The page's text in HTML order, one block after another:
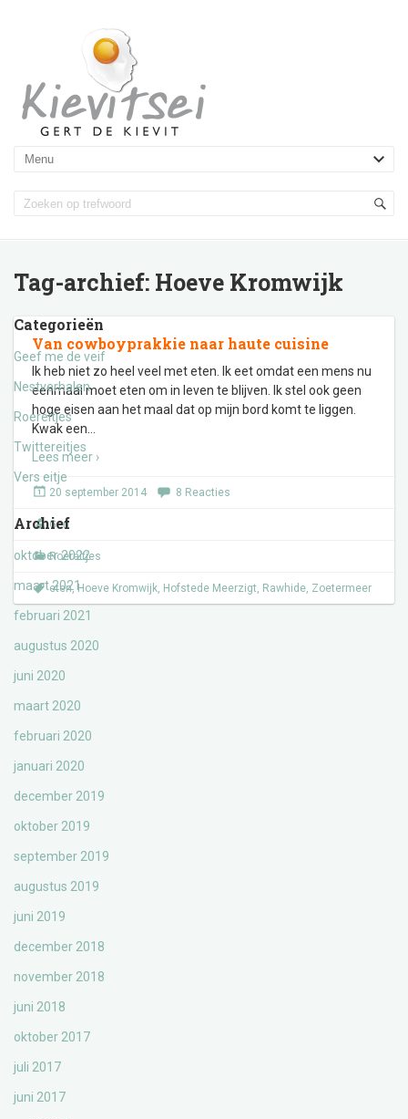
Tag-archief: Hoeve Kromwijk
Categorieën
Geef me de veif
Nestverhalen
Roereitjes
Twittereitjes
Vers eitje
Archief
oktober 2022
maart 2021
februari 2021
augustus 2020
juni 2020
maart 2020
februari 2020
januari 2020
december 2019
oktober 2019
september 2019
augustus 2019
juni 2019
december 2018
november 2018
juni 2018
oktober 2017
juli 2017
juni 2017
Van cowboyprakkie naar haute cuisine
Ik heb niet zo heel veel met eten. Ik eet omdat een mens nu
eenmaal moet eten om in leven te blijven. Ik stel ook geen
hoge eisen aan het maal dat op mijn bord komt te liggen.
Kwak een
Lees meer ›
20 september 2014 8 Reacties
Gert
Roereitjes
eten,Hoeve Kromwijk, Hofstede Meerzigt, Rawhide, Zoetermeer